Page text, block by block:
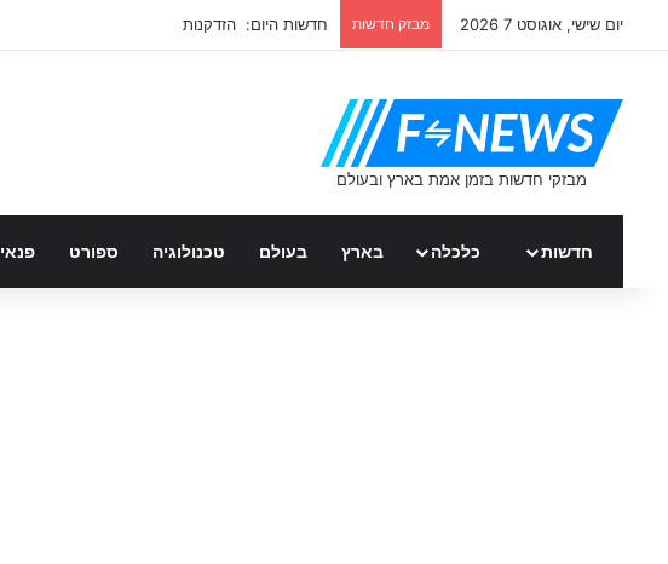
יום שישי, אוגוסט 7 2026 מבזק חדשות חדשות היום: הזדקנות
חדשות כלכלה בארץ בעולם טכנולוגיה ספורט פנאי